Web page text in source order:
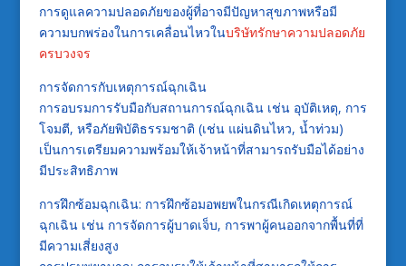
การดูแลความปลอดภัยของผู้ที่อาจมีปัญหาสุขภาพหรือมี
ความบกพร่องในการเคลื่อนไหวในบริษัทรักษาความปลอดภัย
ครบวงจร
การจัดการกับเหตุการณ์ฉุกเฉิน
การอบรมการรับมือกับสถานการณ์ฉุกเฉิน เช่น อุบัติเหตุ, การ
โจมตี, หรือภัยพิบัติธรรมชาติ (เช่น แผ่นดินไหว, น้ำท่วม)
เป็นการเตรียมความพร้อมให้เจ้าหน้าที่สามารถรับมือได้อย่าง
มีประสิทธิภาพ
การฝึกซ้อมฉุกเฉิน: การฝึกซ้อมอพยพในกรณีเกิดเหตุการณ์
ฉุกเฉิน เช่น การจัดการผู้บาดเจ็บ, การพาผู้คนออกจากพื้นที่ที่
มีความเสี่ยงสูง